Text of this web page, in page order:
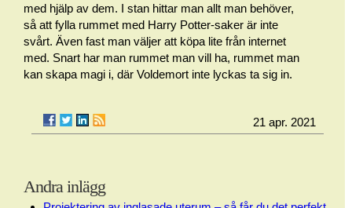
med hjälp av dem. I stan hittar man allt man behöver,
så att fylla rummet med Harry Potter-saker är inte
svårt. Även fast man väljer att köpa lite från internet
med. Snart har man rummet man vill ha, rummet man
kan skapa magi i, där Voldemort inte lyckas ta sig in.
21 apr. 2021
Andra inlägg